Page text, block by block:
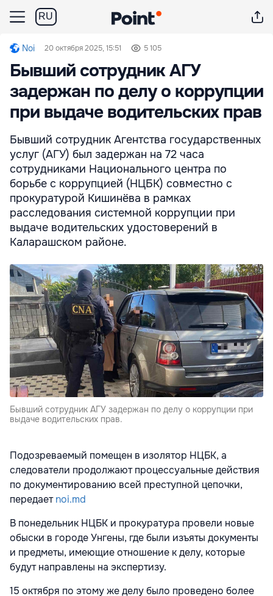
RU
Noi 20 октября 2025, 15:51 5 105
Бывший сотрудник АГУ
задержан по делу о коррупции
при выдаче водительских прав
Бывший сотрудник Агентства государственных
услуг (АГУ) был задержан на 72 часа
сотрудниками Национального центра по
борьбе с коррупцией (НЦБК) совместно с
прокуратурой Кишинёва в рамках
расследования системной коррупции при
выдаче водительских удостоверений в
Каларашском районе.
Бывший сотрудник АГУ задержан по делу о коррупции при
выдаче водительских прав.
Подозреваемый помещен в изолятор НЦБК, а
следователи продолжают процессуальные действия
по документированию всей преступной цепочки,
передаетnoi.md
В понедельник НЦБК и прокуратура провели новые
обыски в городе Унгены, где были изъяты документы
и предметы, имеющие отношение к делу, которые
будут направлены на экспертизу.
15 октября по этому же делу было проведено более